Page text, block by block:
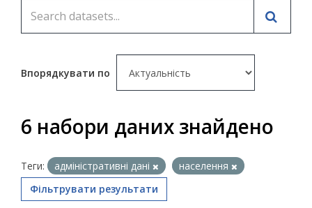
Впорядкувати по
6 набори даних знайдено
Теги: адміністративні дані
населення
Фільтрувати результати